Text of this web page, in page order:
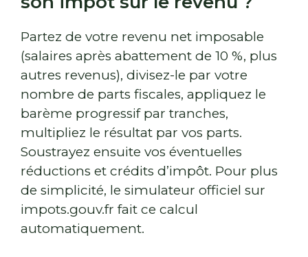
Partez de votre revenu net imposable
(salaires après abattement de 10 %, plus
autres revenus), divisez-le par votre
nombre de parts fiscales, appliquez le
barème progressif par tranches,
multipliez le résultat par vos parts.
Soustrayez ensuite vos éventuelles
réductions et crédits d’impôt. Pour plus
de simplicité, le simulateur officiel sur
impots.gouv.fr fait ce calcul
automatiquement.